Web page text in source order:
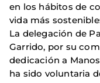
en los hábitos de
vida más
La delegación de
Garrido, por su
dedicación a
ha sido voluntaria